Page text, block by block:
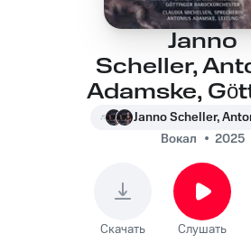
Janno
Scheller,
Adamske,
Argenore, Act
Offeso il
(Alcasto)
Вокал
2025
Скачать Слушать